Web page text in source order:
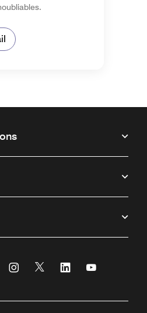
une nouvelle fenêtre
Instagram
Ouvre une nouvelle fenêtre
Twitter
Ouvre une nouvelle
Linkedin
Ouvre uneOuvre une